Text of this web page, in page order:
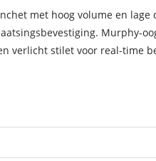
met hoog volume en
Murphy-
verlicht stilet voor real-time